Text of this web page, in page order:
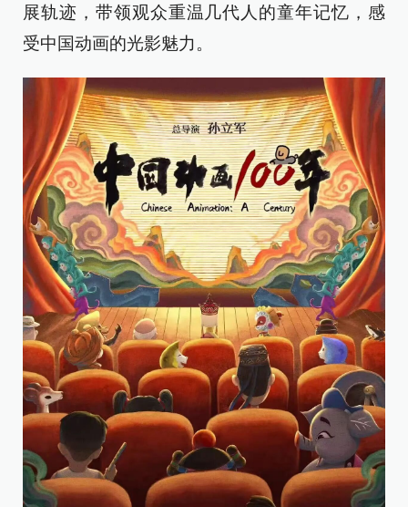
展轨迹，带领观众重温几代人的童年记忆，感
受中国动画的光影魅力。